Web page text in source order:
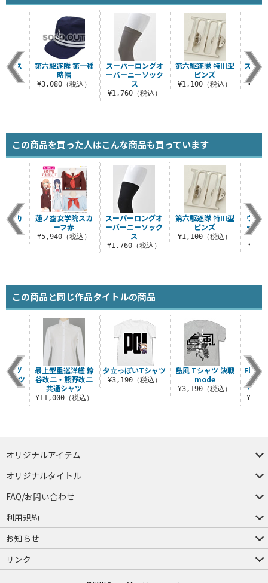
スーパーロングオ
ーバーニーソック
ス
¥1,760（税込）
第六駆逐隊 特III型
ピンズ
¥1,100（税込）
スト
クス
込）
第六駆逐隊 第一種
略帽
¥3,080（税込）
この商品を買った人はこんな商品も買っています
スーパーロングオ
ーバーニーソック
ス
¥1,760（税込）
第六駆逐隊 特III型
ピンズ
¥1,100（税込）
ウル
ーバ
スカ
込）
蓮ノ空女学院スカ
ーフ赤
¥5,940（税込）
この商品と同じ作品タイトルの商品
夕立っぽいTシャツ
¥3,190（税込）
島風 Tシャツ 決戦
mode
¥3,190（税込）
「
ッグ
シャツ
込）
最上型重巡洋艦 鈴
谷改二・熊野改二
共通シャツ
¥11,000（税込）
オリジナルアイテム
つままれ
つかまれ
ピョコッテ
オリジナルタイトル
アイテムヤ
ミスカトニック大學購買部
FAQ/お問い合わせ
FAQ
お問い合わせ
利用規約
会員規約・ポイント規約
特定商取引法に関する表示
プライバシーポリシー
お知らせ
店舗情報
採用情報
発売日変更のお知らせ
販売代理店・取扱店募集
海外のご案内（English）
リンク